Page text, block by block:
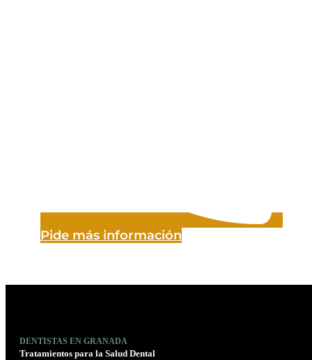
Pide más información
DENTISTAS EN GRANADA
Tratamientos para la Salud Dental